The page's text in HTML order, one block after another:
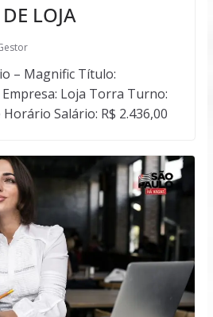
LOJA
– Magnific Título:
Loja Torra Turno:
Salário: R$ 2.436,00